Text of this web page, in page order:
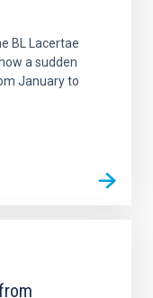
BL Lacertae
a sudden
January to